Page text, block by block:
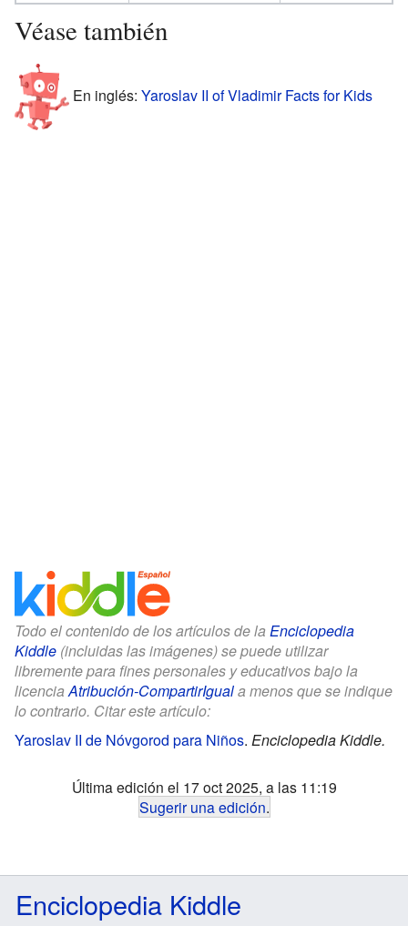
Véase también
En inglés: Yaroslav II of Vladimir Facts for Kids
Todo el contenido de los artículos de la Enciclopedia
Kiddle (incluidas las imágenes) se puede utilizar
libremente para fines personales y educativos bajo la
licenciaAtribución-CompartirIguala menos que se indique
lo contrario. Citar este artículo:
Yaroslav II de Nóvgorod para Niños. Enciclopedia Kiddle.
Última edición el 17 oct 2025, a las 11:19
Sugerir una edición.
Enciclopedia Kiddle